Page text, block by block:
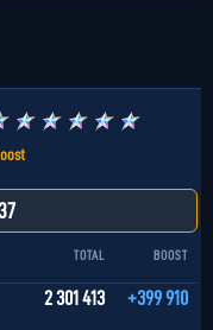
★ ★ ★ ★ ★
TOTAL BOOST
2 301 413 +399 910